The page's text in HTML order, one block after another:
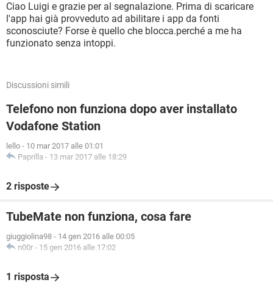
Ciao Luigi e grazie per al segnalazione. Prima di scaricare
l'app hai già provveduto ad abilitare i app da fonti
sconosciute? Forse è quello che blocca.perché a me ha
funzionato senza intoppi.
Discussioni simili
Telefono non funziona dopo aver installato
Vodafone Station
lello - 10 mar 2017 alle 01:01
Paprilla - 13 mar 2017 alle 18:29
2 risposte
TubeMate non funziona, cosa fare
giuggiolina98 - 14 gen 2016 alle 00:05
n00r - 15 gen 2016 alle 17:02
1 risposta